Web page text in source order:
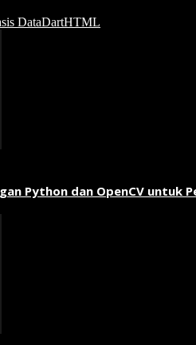
DataDartHTML
Python dan OpenCV untuk